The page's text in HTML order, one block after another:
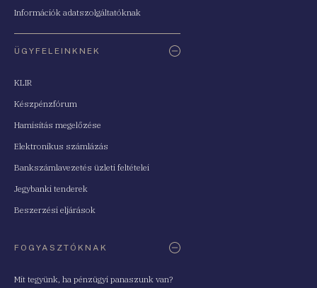
Információk adatszolgáltatóknak
ÜGYFELEINKNEK
KLIR
Készpénzfórum
Hamisítás megelőzése
Elektronikus számlázás
Bankszámlavezetés üzleti feltételei
Jegybanki tenderek
Beszerzési eljárások
FOGYASZTÓKNAK
Mit tegyünk, ha pénzügyi panaszunk van?